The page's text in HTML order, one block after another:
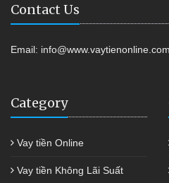
Contact Us
Email: info@www.vaytienonline.com
Category
Vay tiền Online
Vay tiền Không Lãi Suất